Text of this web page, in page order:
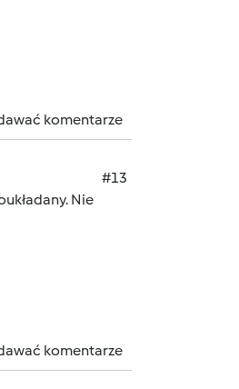
komentarze
#13
Nie
komentarze